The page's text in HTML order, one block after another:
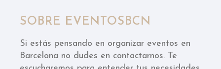
SOBRE EVENTOSBCN
Si estás pensando en organizar eventos en
Barcelona no dudes en contactarnos. Te